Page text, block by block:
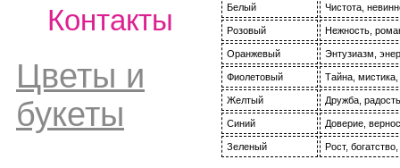
Контакты
Цветы и
букеты
Белый Чистота,
Розовый Нежность,
Оранжевый Энтузиазм,
Фиолетовый Тайна, мистика,
Желтый Дружба,
Синий Доверие,
Зеленый Рост,